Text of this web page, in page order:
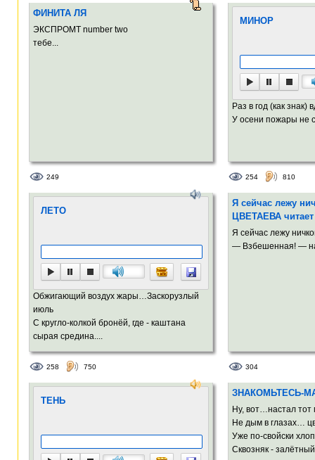
ФИНИТА ЛЯ
ЭКСПРОМТ number two
тебе...
249
МИНОР
Раз в год (как знак)
У осени пожары не
254 810
ЛЕТО
Обжигающий воздух жары…Заскорузлый
июль
С кругло-колкой бронёй, где - каштана
сырая средина....
258 750
Я сейчас лежу
ЦВЕТАЕВА
Я сейчас лежу
— Взбешенная! —
304
ТЕНЬ
ЗНАКОМЬТЕСЬ-
Ну, вот…настал
Не дым в глазах…
Уже по-свойски
Сквозняк -